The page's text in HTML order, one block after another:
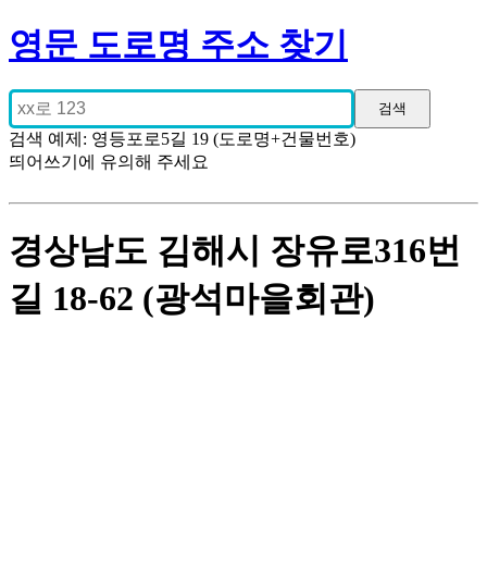
영문 도로명 주소 찾기
검색 예제: 영등포로5길 19 (도로명+건물번호)
띄어쓰기에 유의해 주세요
경상남도 김해시 장유로316번
길 18-62 (광석마을회관)